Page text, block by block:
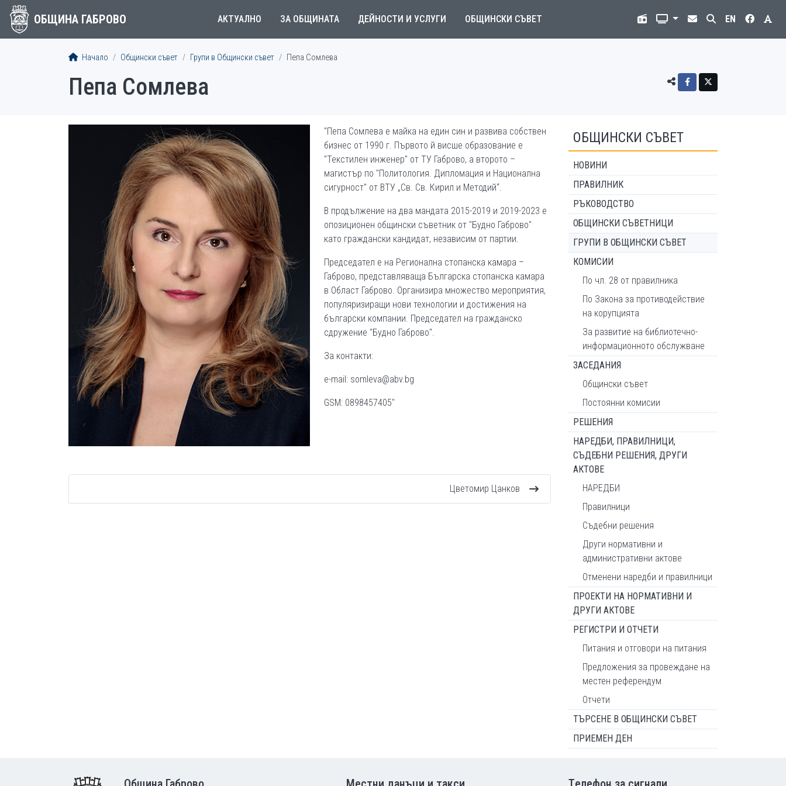
ОБЩИНА ГАБРОВО АКТУАЛНО ЗА ОБЩИНАТА ДЕЙНОСТИ И УСЛУГИ ОБЩИНСКИ СЪВЕТ EN
Начало Общински съвет Групи в Общински съвет Пепа Сомлева
Пепа Сомлева
"Пепа Сомлева е майка на един син и развива собствен
бизнес от 1990 г. Първото й висше образование е
"Текстилен инженер" от ТУ Габрово, а второто –
магистър по "Политология. Дипломация и Национална
сигурност" от ВТУ „Св. Св. Кирил и Методий“.
В продължение на два мандата 2015-2019 и 2019-2023 е
опозиционен общински съветник от "Будно Габрово"
като граждански кандидат, независим от партии.
Председател е на Регионална стопанска камара –
Габрово, представляваща Българска стопанска камара
в Област Габрово. Организира множество мероприятия,
популяризиращи нови технологии и достижения на
български компании. Председател на гражданско
сдружение "Будно Габрово".
За контакти:
e-mail: somleva@abv.bg
GSM: 0898457405"
Цветомир Цанков
ОБЩИНСКИ СЪВЕТ
НОВИНИ
ПРАВИЛНИК
РЪКОВОДСТВО
ОБЩИНСКИ СЪВЕТНИЦИ
ГРУПИ В ОБЩИНСКИ СЪВЕТ
КОМИСИИ
По чл. 28 от правилника
По Закона за противодействие
на корупцията
За развитие на библиотечно-
информационното обслужване
ЗАСЕДАНИЯ
Общински съвет
Постоянни комисии
РЕШЕНИЯ
НАРЕДБИ, ПРАВИЛНИЦИ,
СЪДЕБНИ РЕШЕНИЯ, ДРУГИ
АКТОВЕ
НАРЕДБИ
Правилници
Съдебни решения
Други нормативни и
административни актове
Отменени наредби и правилници
ПРОЕКТИ НА НОРМАТИВНИ И
ДРУГИ АКТОВЕ
РЕГИСТРИ И ОТЧЕТИ
Питания и отговори на питания
Предложения за провеждане на
местен референдум
Отчети
ТЪРСЕНЕ В ОБЩИНСКИ СЪВЕТ
ПРИЕМЕН ДЕН